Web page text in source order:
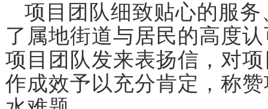
项目团队细致贴心的服
了属地街道与居民的高度
项目团队发来表扬信，对
作成效予以充分肯定，称